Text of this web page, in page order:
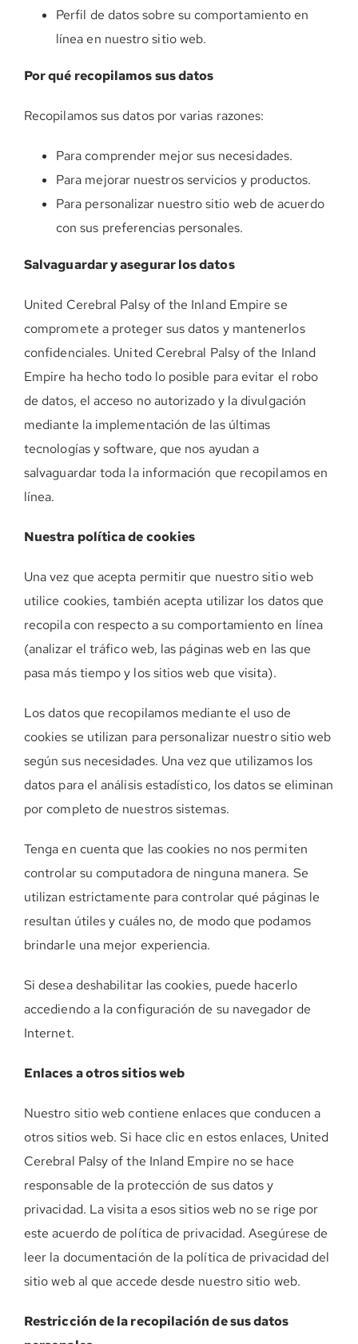
Perfil de datos sobre su comportamiento en
línea en nuestro sitio web.
Por qué recopilamos sus datos
Recopilamos sus datos por varias razones:
Para comprender mejor sus necesidades.
Para mejorar nuestros servicios y productos.
Para personalizar nuestro sitio web de acuerdo
con sus preferencias personales.
Salvaguardar y asegurar los datos
United Cerebral Palsy of the Inland Empire se
compromete a proteger sus datos y mantenerlos
confidenciales. United Cerebral Palsy of the Inland
Empire ha hecho todo lo posible para evitar el robo
de datos, el acceso no autorizado y la divulgación
mediante la implementación de las últimas
tecnologías y software, que nos ayudan a
salvaguardar toda la información que recopilamos en
línea.
Nuestra política de cookies
Una vez que acepta permitir que nuestro sitio web
utilice cookies, también acepta utilizar los datos que
recopila con respecto a su comportamiento en línea
(analizar el tráfico web, las páginas web en las que
pasa más tiempo y los sitios web que visita).
Los datos que recopilamos mediante el uso de
cookies se utilizan para personalizar nuestro sitio web
según sus necesidades. Una vez que utilizamos los
datos para el análisis estadístico, los datos se eliminan
por completo de nuestros sistemas.
Tenga en cuenta que las cookies no nos permiten
controlar su computadora de ninguna manera. Se
utilizan estrictamente para controlar qué páginas le
resultan útiles y cuáles no, de modo que podamos
brindarle una mejor experiencia.
Si desea deshabilitar las cookies, puede hacerlo
accediendo a la configuración de su navegador de
Internet.
Enlaces a otros sitios web
Nuestro sitio web contiene enlaces que conducen a
otros sitios web. Si hace clic en estos enlaces, United
Cerebral Palsy of the Inland Empire no se hace
responsable de la protección de sus datos y
privacidad. La visita a esos sitios web no se rige por
este acuerdo de política de privacidad. Asegúrese de
leer la documentación de la política de privacidad del
sitio web al que accede desde nuestro sitio web.
Restricción de la recopilación de sus datos